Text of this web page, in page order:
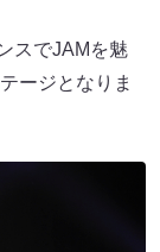
スでJAMを魅
ージとなりま